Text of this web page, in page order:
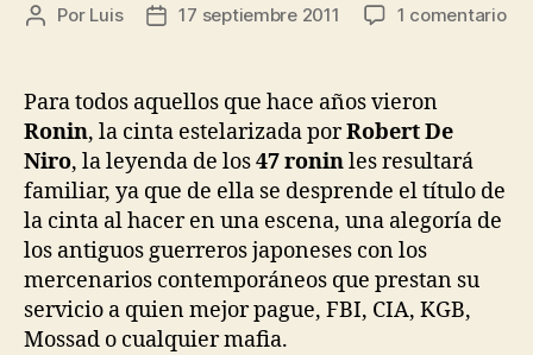
Autor
entrada
Por Luis
Fecha
entrada
17 septiembre 2011 1 comentarioen
Para todos aquellos que hace años vieron
Ronin, la cinta estelarizada porRobert De
Niro, la leyenda de los47 roninles resultará
familiar, ya que de ella se desprende el título de
la cinta al hacer en una escena, una alegoría de
los antiguos guerreros japoneses con los
mercenarios contemporáneos que prestan su
servicio a quien mejor pague, FBI, CIA, KGB,
Mossad o cualquier mafia.